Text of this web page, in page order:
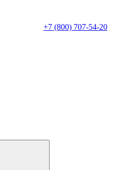
+7 (800) 707-54-20